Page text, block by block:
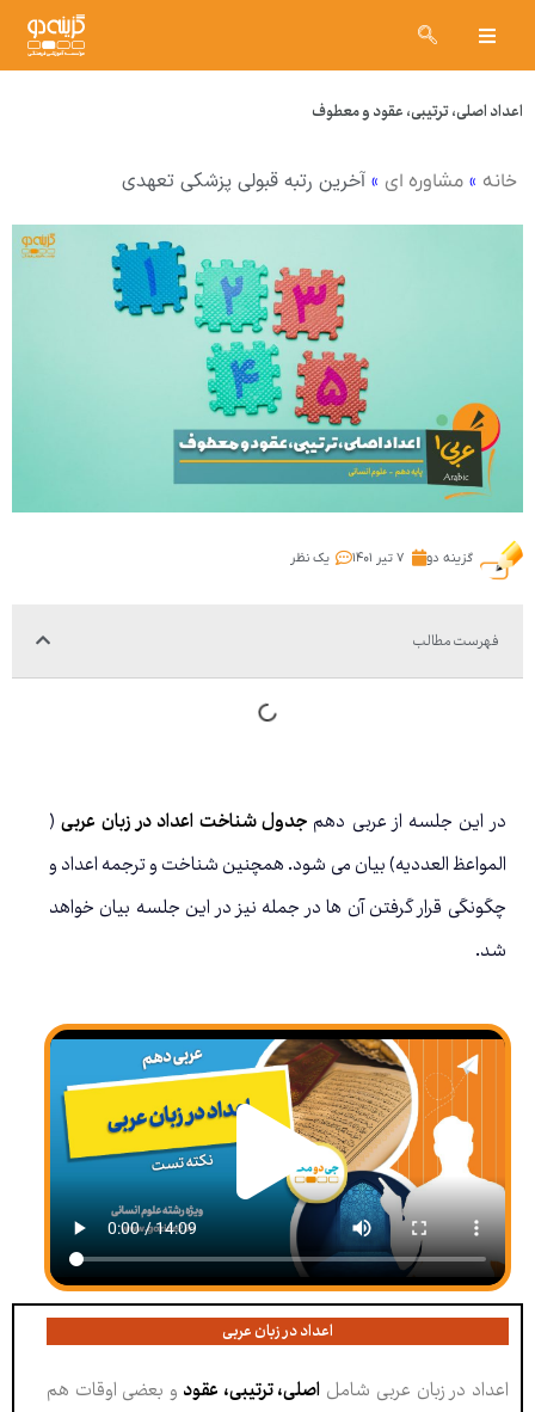
اعداد اصلی، ترتیبی، عقود و معطوف
خانه » مشاوره ای » آخرین رتبه قبولی پزشکی تعهدی
گزینه دو ۷ تیر ۱۴۰۱ یک نظر
فهرست مطالب
در این جلسه از عربی دهمجدول شناخت اعداد در زبان عربی (
المواعظ العددیه) بیان می شود. همچنین شناخت و ترجمه اعداد و
چگونگی قرار گرفتن آن ها در جمله نیز در این جلسه بیان خواهد
شد.
اعداد در زبان عربی
اعداد در زبان عربی شاملاصلی، ترتیبی، عقودو بعضی اوقات هم